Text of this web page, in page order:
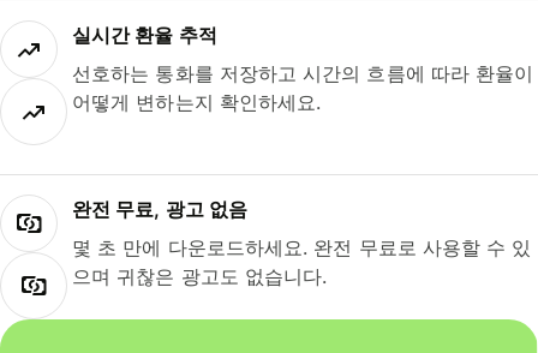
실시간 환율 추적
선호하는 통화를 저장하고 시간의 흐름에 따라 환율이
어떻게 변하는지 확인하세요.
완전 무료, 광고 없음
몇 초 만에 다운로드하세요. 완전 무료로 사용할 수 있
으며 귀찮은 광고도 없습니다.